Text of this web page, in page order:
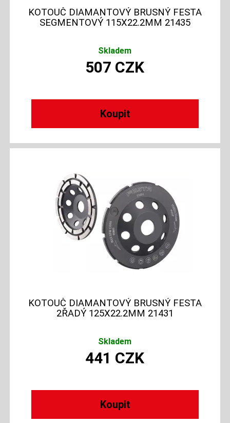
KOTOUČ DIAMANTOVÝ BRUSNÝ FESTA
SEGMENTOVÝ 115X22.2MM 21435
Skladem
507 CZK
KOTOUČ DIAMANTOVÝ BRUSNÝ FESTA
2ŘADÝ 125X22.2MM 21431
Skladem
441 CZK